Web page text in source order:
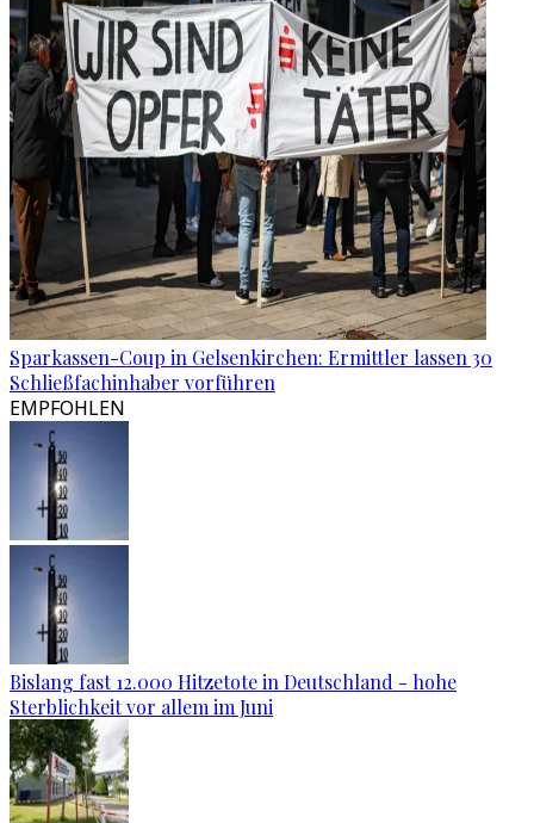
Sparkassen-Coup in Gelsenkirchen: Ermittler lassen 30
Schließfachinhaber vorführen
EMPFOHLEN
Bislang fast 12.000 Hitzetote in Deutschland - hohe
Sterblichkeit vor allem im Juni